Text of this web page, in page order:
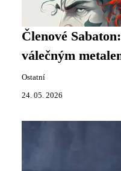
Členové
válečným
Ostatní
24. 05. 2026